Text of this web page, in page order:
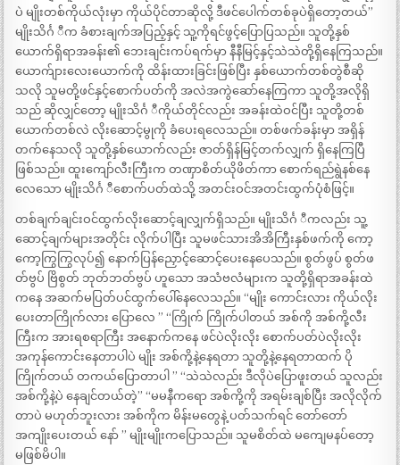
ပဲ မျိုးတစ်ကိုယ်လုံးမှာ ကိုယ်ပိုင်တာဆိုလို့ ဒီဖင်ပေါက်တစ်ခုပဲရှိတော့တယ်”
မျိုးသိင်္ဂ ီက ခံစားချက်အပြည့်နှင့် သူ့ကိုရင်ဖွင့်ပြောပြသည်။ သူတို့နှစ်
ယောက်ရှိရာအခန်း၏ ဘေးချင်းကပ်ရက်မှာ နီနီမြင့်နှင့်သဲသဲတို့ရှိနေကြသည်။
ယောက်ျားလေးယောက်ကို ထိန်းထားခြင်းဖြစ်ပြီး နှစ်ယောက်တစ်တွဲစီဆို
သလို သူမတို့ဖင်နှင့်စောက်ပတ်ကို အလဲအကွဲဆော်နေကြကာ သူတို့အလိုရှိ
သည် ဆိုလျှင်တော့ မျိုးသိင်္ဂ ီကိုယ်တိုင်လည်း အခန်းထဲဝင်ပြီး သူတို့တစ်
ယောက်တစ်လဲ လိုးဆောင့်မွုကို ခံပေးရလေသည်။ တစ်ဖက်ခန်းမှာ အရှိန်
တက်နေသလို သူတို့နှစ်ယောက်လည်း ဇာတ်ရှိန်မြင့်တက်လျှက် ရှိနေကြပြီ
ဖြစ်သည်။ ထူးကျော်လီးကြီးက တဏှာစိတ်ယိုဖိတ်ကာ စောက်ရည်ရွဲနစ်နေ
လေသော မျိုးသိင်္ဂ ီစောက်ပတ်ထဲသို့ အတင်းဝင်အတင်းထွက်ပုံစံဖြင့်။
တစ်ချက်ချင်းဝင်ထွက်လိုးဆောင့်ချလျှက်ရှိသည်။ မျိုးသိင်္ဂ ီကလည်း သူ့
ဆောင့်ချက်များအတိုင်း လိုက်ပါပြီး သူမဖင်သားအိအိကြီးနှစ်ဖက်ကို ကော့
ကော့ကြွကြွလုပ်၍ နောက်ပြန်ညှောင့်ဆောင့်ပေးနေပေသည်။ စွတ်ဖွပ် စွတ်ဖ
တ်ဗွပ် ဗြိစွတ် ဘုတ်ဘတ်ဗွပ် ဟူသော အသံဗလံများက သူတို့ရှိရာအခန်းထဲ
ကနေ အဆက်မပြတ်ပင်ထွက်ပေါ်နေလေသည်။ “မျိုး ကောင်းလား ကိုယ်လိုး
ပေးတာကြိုက်လား ပြောလေ ” “ကြိုက် ကြိုက်ပါတယ် အစ်ကို အစ်ကို့လီး
ကြီးက အားရစရာကြီး အနောက်ကနေ ဖင်ပဲလိုးလိုး စောက်ပတ်ပဲလိုးလိုး
အကုန်ကောင်းနေတာပါပဲ မျိုး အစ်ကို့နဲ့နေရတာ သူတို့နဲ့နေရတာထက် ပို
ကြိုက်တယ် တကယ်ပြောတာပါ ” “သဲသဲလည်း ဒီလိုပဲပြောဖူးတယ် သူလည်း
အစ်ကို့နဲ့ပဲ နေချင်တယ်တဲ့” “မမနီကရော အစ်ကို့ကို အရမ်းချစ်ပြီး အလိုလိုက်
တာပဲ မဟုတ်ဘူးလား အစ်ကိုက မိန်းမတွေနဲ့ ပတ်သက်ရင် တော်တော်
အကျိုးပေးတယ် နော် ” မျိုးမျိုးကပြောသည်။ သူမစိတ်ထဲ မကျေမနပ်တော့
မဖြစ်မိပါ။